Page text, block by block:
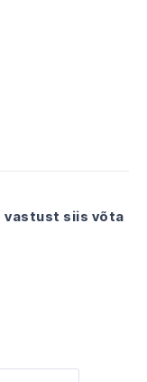
vastust siis võta